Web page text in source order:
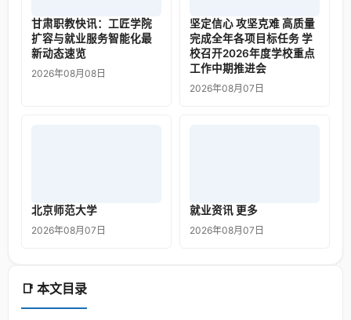
📑 本文目录
甘肃职教快讯：工匠学院
扩容与就业服务智能化最
新动态速览
2026年08月08日
坚定信心 攻坚克难 高质量
完成全年各项目标任务 学
校召开2026年度学校重点
工作中期推进会
2026年08月07日
北京师范大学
2026年08月07日
就业资讯 更多
2026年08月07日